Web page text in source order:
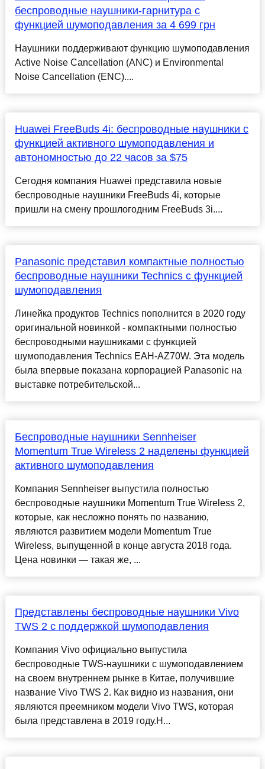
беспроводные наушники-гарнитура с
функцией шумоподавления за 4 699 грн
Наушники поддерживают функцию шумоподавления
Active Noise Cancellation (ANC) и Environmental
Noise Cancellation (ENC)....
Huawei FreeBuds 4i: беспроводные наушники с
функцией активного шумоподавления и
автономностью до 22 часов за $75
Сегодня компания Huawei представила новые
беспроводные наушники FreeBuds 4i, которые
пришли на смену прошлогодним FreeBuds 3i....
Panasonic представил компактные полностью
беспроводные наушники Technics с функцией
шумоподавления
Линейка продуктов Technics пополнится в 2020 году
оригинальной новинкой - компактными полностью
беспроводными наушниками с функцией
шумоподавления Technics EAH-AZ70W. Эта модель
была впервые показана корпорацией Panasonic на
выставке потребительской...
Беспроводные наушники Sennheiser
Momentum True Wireless 2 наделены функцией
активного шумоподавления
Компания Sennheiser выпустила полностью
беспроводные наушники Momentum True Wireless 2,
которые, как несложно понять по названию,
являются развитием модели Momentum True
Wireless, выпущенной в конце августа 2018 года.
Цена новинки — такая же, ...
Представлены беспроводные наушники Vivo
TWS 2 с поддержкой шумоподавления
Компания Vivo официально выпустила
беспроводные TWS-наушники с шумоподавлением
на своем внутреннем рынке в Китае, получившие
название Vivo TWS 2. Как видно из названия, они
являются преемником модели Vivo TWS, которая
была представлена в 2019 году.Н...